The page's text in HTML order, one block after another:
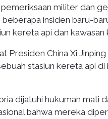
militer dan
insiden baru-
kereta api dan kawasan
Presiden China Xi
stasiun kereta api
dijatuhi hukuman
bahwa mereka